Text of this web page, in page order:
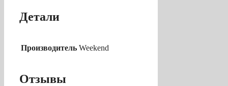
Детали
Производитель Weekend
Отзывы